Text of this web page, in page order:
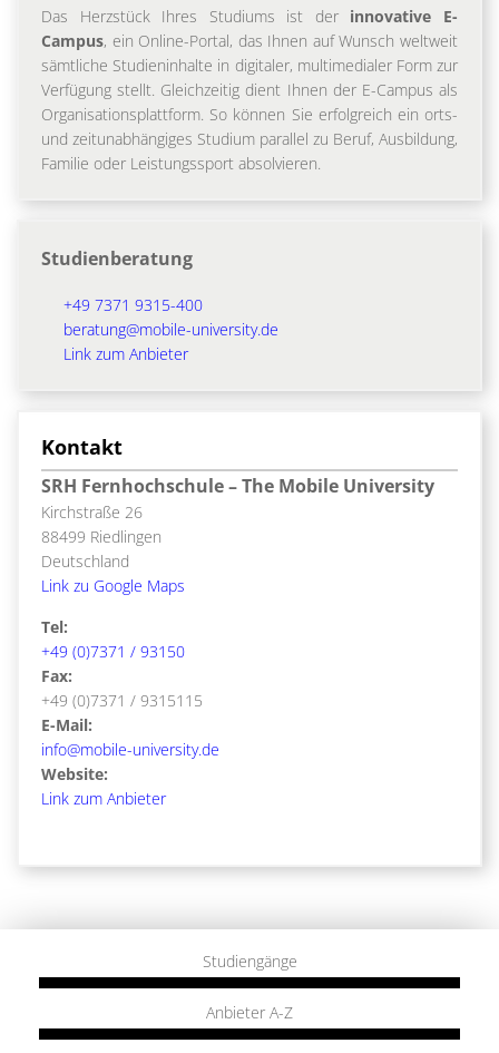
Das Herzstück Ihres Studiums ist derinnovative E-
Campus, ein Online-Portal, das Ihnen auf Wunsch weltweit
sämtliche Studieninhalte in digitaler, multimedialer Form zur
Verfügung stellt. Gleichzeitig dient Ihnen der E-Campus als
Organisationsplattform. So können Sie erfolgreich ein orts-
und zeitunabhängiges Studium parallel zu Beruf, Ausbildung,
Familie oder Leistungssport absolvieren.
Studienberatung
+49 7371 9315-400
beratung@mobile-university.de
Link zum Anbieter
Kontakt
SRH Fernhochschule – The Mobile University
Kirchstraße 26
88499 Riedlingen
Deutschland
Link zu Google Maps
Tel:
+49 (0)7371 / 93150
Fax:
+49 (0)7371 / 9315115
E-Mail:
info@mobile-university.de
Website:
Link zum Anbieter
Studiengänge
Anbieter A-Z